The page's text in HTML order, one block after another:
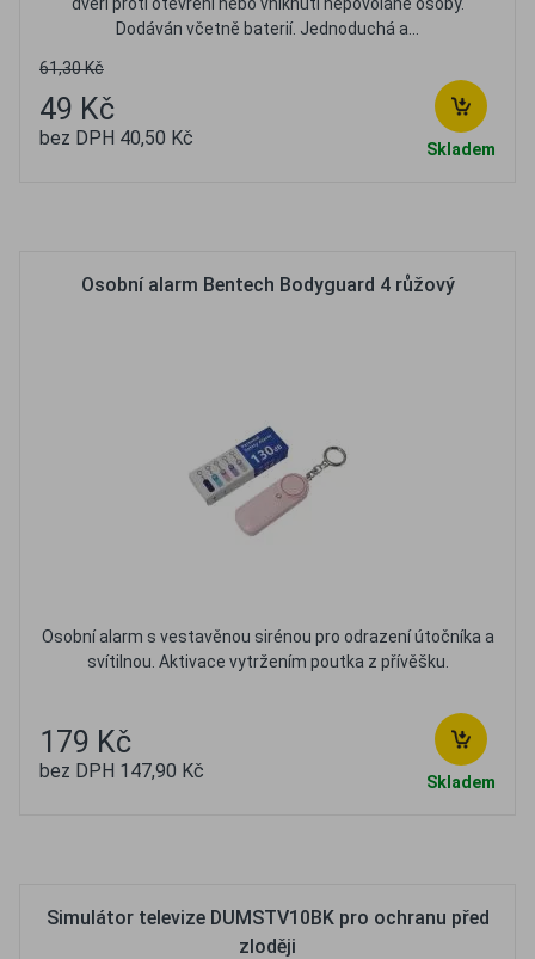
Dodáván včetně baterií. Jednoduchá a...
61,30 Kč
49 Kč
bez DPH 40,50 Kč Skladem
Osobní alarm Bentech Bodyguard 4 růžový
Osobní alarm s vestavěnou sirénou pro odrazení útočníka a
svítilnou. Aktivace vytržením poutka z přívěšku.
179 Kč
bez DPH 147,90 Kč Skladem
Simulátor televize DUMSTV10BK pro ochranu před
zloději